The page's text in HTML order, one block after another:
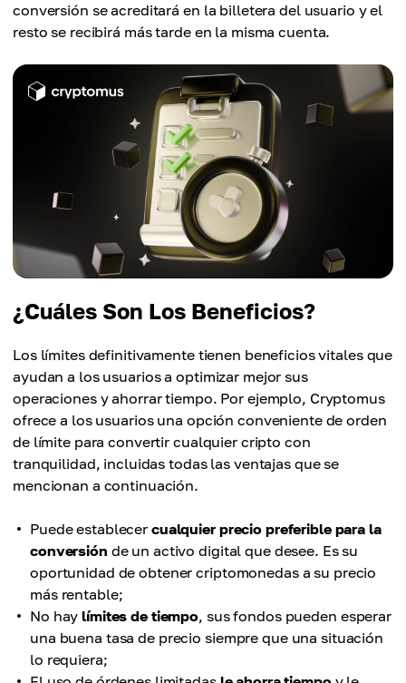
conversión se acreditará en la billetera del usuario y el
resto se recibirá más tarde en la misma cuenta.
¿Cuáles Son Los Beneficios?
Los límites definitivamente tienen beneficios vitales que
ayudan a los usuarios a optimizar mejor sus
operaciones y ahorrar tiempo. Por ejemplo, Cryptomus
ofrece a los usuarios una opción conveniente de orden
de límite para convertir cualquier cripto con
tranquilidad, incluidas todas las ventajas que se
mencionan a continuación.
Puede establecer cualquier precio preferible para la
conversión de un activo digital que desee. Es su
oportunidad de obtener criptomonedas a su precio
más rentable;
No haylímites de tiempo, sus fondos pueden esperar
una buena tasa de precio siempre que una situación
lo requiera;